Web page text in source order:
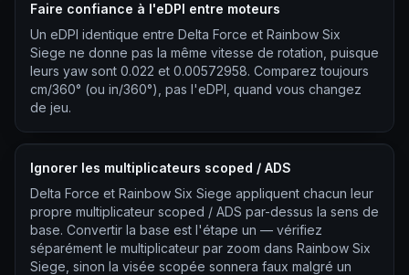
Faire confiance à l'eDPI entre moteurs
Un eDPI identique entre Delta Force et Rainbow Six
Siege ne donne pas la même vitesse de rotation, puisque
leurs yaw sont 0.022 et 0.00572958. Comparez toujours
cm/360° (ou in/360°), pas l'eDPI, quand vous changez
de jeu.
Ignorer les multiplicateurs scoped / ADS
Delta Force et Rainbow Six Siege appliquent chacun leur
propre multiplicateur scoped / ADS par-dessus la sens de
base. Convertir la base est l'étape un — vérifiez
séparément le multiplicateur par zoom dans Rainbow Six
Siege, sinon la visée scopée sonnera faux malgré un